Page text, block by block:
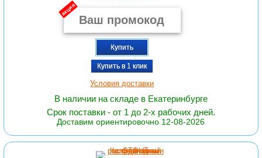
акция
Купить
Купить в 1 клик
Условия доставки
В наличии на складе в Екатеринбурге
Срок поставки - от 1 до 2-х рабочих дней.
Доставим ориентировочно 12-08-2026